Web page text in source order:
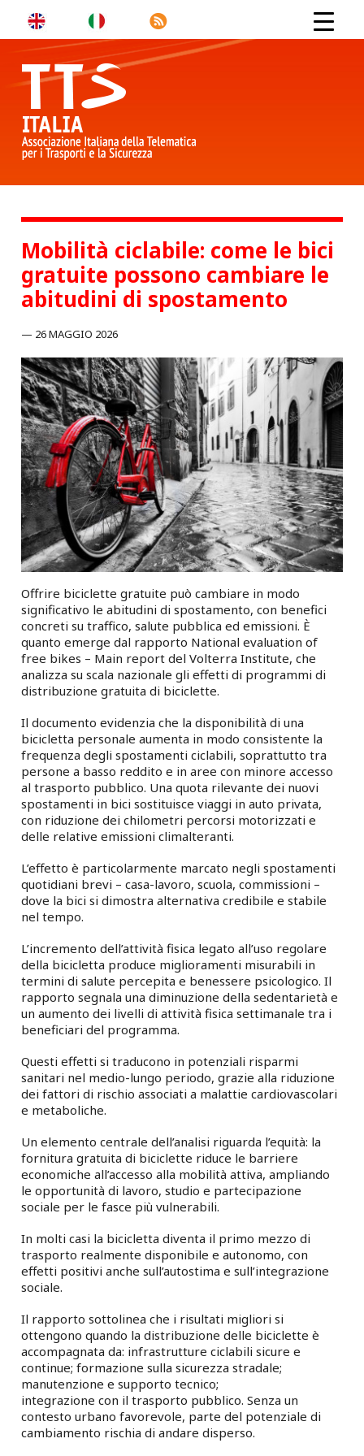
Mobilità ciclabile: come le bici
gratuite possono cambiare le
abitudini di spostamento
26 MAGGIO 2026
Offrire biciclette gratuite può cambiare in modo
significativo le abitudini di spostamento, con benefici
concreti su traffico, salute pubblica ed emissioni. È
quanto emerge dal rapporto National evaluation of
free bikes – Main report del Volterra Institute, che
analizza su scala nazionale gli effetti di programmi di
distribuzione gratuita di biciclette.
Il documento evidenzia che la disponibilità di una
bicicletta personale aumenta in modo consistente la
frequenza degli spostamenti ciclabili, soprattutto tra
persone a basso reddito e in aree con minore accesso
al trasporto pubblico. Una quota rilevante dei nuovi
spostamenti in bici sostituisce viaggi in auto privata,
con riduzione dei chilometri percorsi motorizzati e
delle relative emissioni climalteranti.
L’effetto è particolarmente marcato negli spostamenti
quotidiani brevi – casa-lavoro, scuola, commissioni –
dove la bici si dimostra alternativa credibile e stabile
nel tempo.
L’incremento dell’attività fisica legato all’uso regolare
della bicicletta produce miglioramenti misurabili in
termini di salute percepita e benessere psicologico. Il
rapporto segnala una diminuzione della sedentarietà e
un aumento dei livelli di attività fisica settimanale tra i
beneficiari del programma.
Questi effetti si traducono in potenziali risparmi
sanitari nel medio-lungo periodo, grazie alla riduzione
dei fattori di rischio associati a malattie cardiovascolari
e metaboliche.
Un elemento centrale dell’analisi riguarda l’equità: la
fornitura gratuita di biciclette riduce le barriere
economiche all’accesso alla mobilità attiva, ampliando
le opportunità di lavoro, studio e partecipazione
sociale per le fasce più vulnerabili.
In molti casi la bicicletta diventa il primo mezzo di
trasporto realmente disponibile e autonomo, con
effetti positivi anche sull’autostima e sull’integrazione
sociale.
Il rapporto sottolinea che i risultati migliori si
ottengono quando la distribuzione delle biciclette è
accompagnata da: infrastrutture ciclabili sicure e
continue; formazione sulla sicurezza stradale;
manutenzione e supporto tecnico;
integrazione con il trasporto pubblico. Senza un
contesto urbano favorevole, parte del potenziale di
cambiamento rischia di andare disperso.